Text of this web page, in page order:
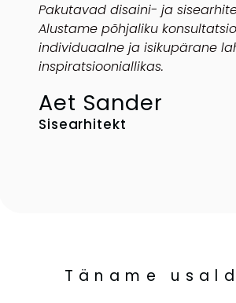
Pakutavad disaini- ja
Alustame põhjaliku
individuaalne ja isikupärane
inspiratsiooniallikas.
Aet Sander
Sisearhitekt
Täname